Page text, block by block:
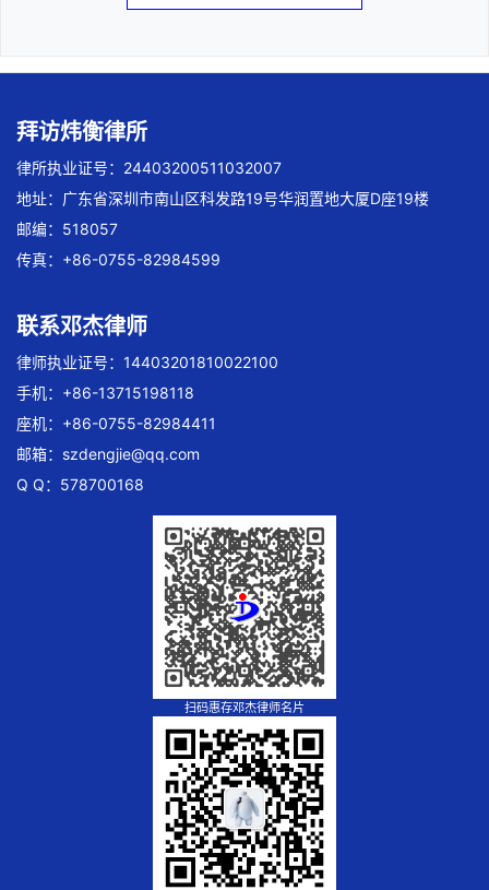
拜访炜衡律所
律所执业证号：24403200511032007
地址：广东省深圳市南山区科发路19号华润置地大厦D座19楼
邮编：518057
传真：+86-0755-82984599
联系邓杰律师
律师执业证号：14403201810022100
手机：+86-13715198118
座机：+86-0755-82984411
邮箱： szdengjie@qq.com
Q Q：578700168
扫码惠存邓杰律师名片